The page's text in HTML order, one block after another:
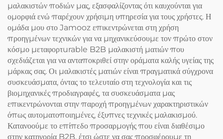
μαλακιστών ποδιών μας, εξασφαλίζοντας ότι καυχούνται για
ομορφιά ενώ παρέχουν χρήσιμη υπηρεσία για τους χρήστες. Η
ομάδα μου στο Jamooz επικεντρώνεται στη χρήση
προηγμένων τεχνικών για να μηχανικεύσουμε τον πρώτο στον
κόσμο μεταφορτurable B2B μαλακιστή ματιών που
σχεδιάζεται για να ανταποκριθεί στην οράματα καλής υγείας της
μάρκας σας. Οι μαλακιστές ματιών είναι πραγματικά σύγχρονα
συσκευάσματα, όντας το τελευταίο στη τεχνολογία και τις
βιομηχανικές προδιαγραφές, τα συσκευάσματα μας
επικεντρώνονται στην παροχή προηγμένων χαρακτηριστικών
όπως αυτοματοποιημένες, έξυπνες τεχνικές μαλακισμού.
Κατανοούμε το επίπεδο προσαρμογής που είναι διαθέσιμο
στην κατηγορία B2B, έτσι ώστε να σας προσφέρουμε τη